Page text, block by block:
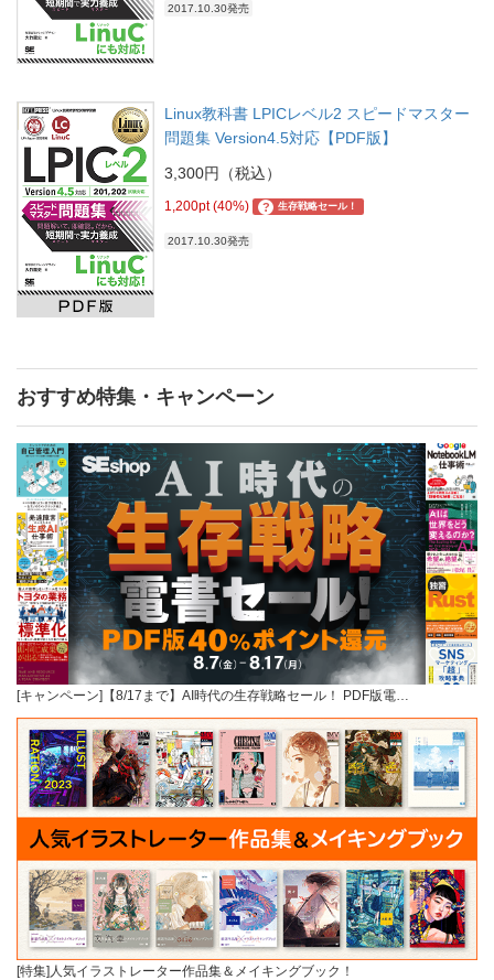
2017.10.30発売
Linux教科書 LPICレベル2 スピードマスター
問題集 Version4.5対応【PDF版】
3,300円（税込）
1,200pt (40%) ? 生存戦略セール！
2017.10.30発売
おすすめ特集・キャンペーン
[キャンペーン]【8/17まで】AI時代の生存戦略セール！ PDF版電…
[特集]人気イラストレーター作品集＆メイキングブック！